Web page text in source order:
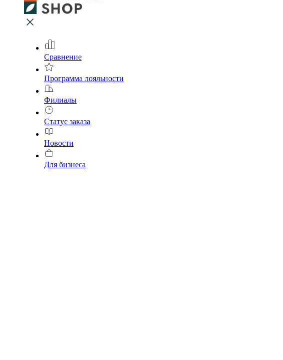
Сравнение
Программа лояльности
Филиалы
Статус заказа
Новости
Для бизнеса